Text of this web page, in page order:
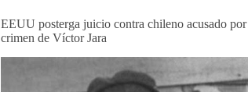
EEUU posterga juicio contra chileno acusado por
crimen de Víctor Jara